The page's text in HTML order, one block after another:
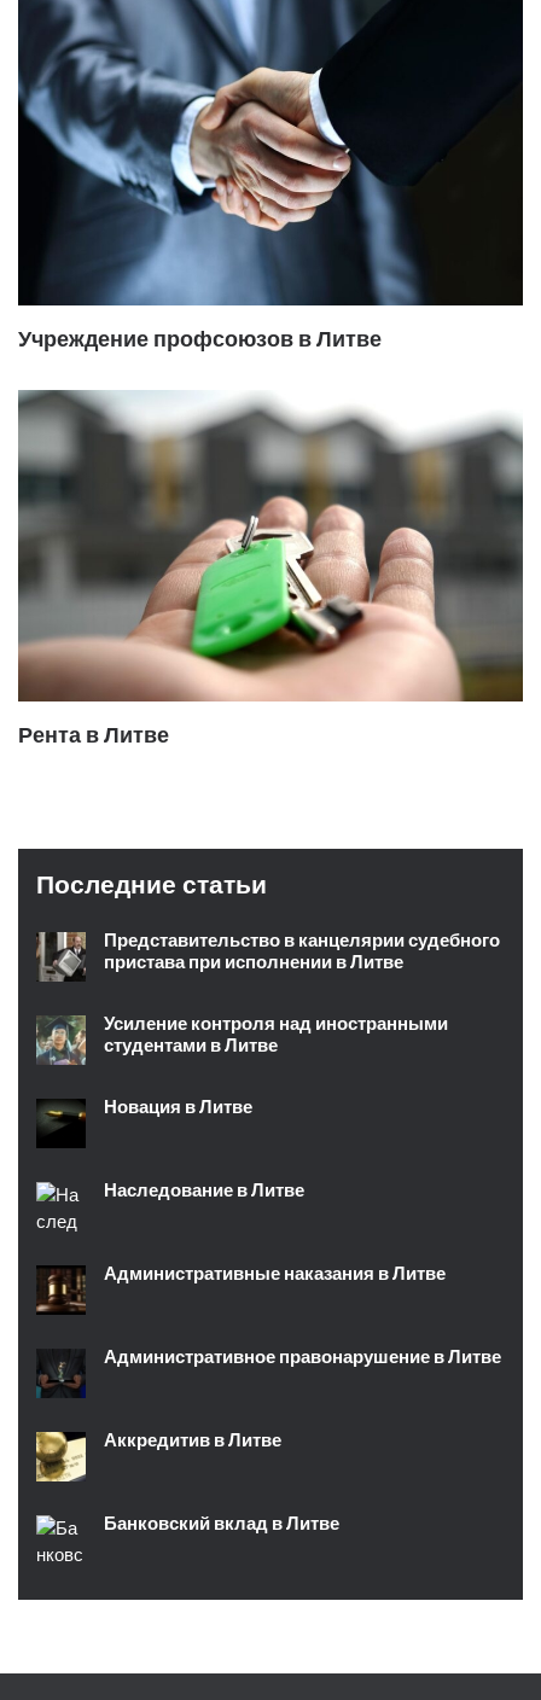
Учреждение профсоюзов в Литве
Рента в Литве
Последние статьи
Представительство в канцелярии судебного
пристава при исполнении в Литве
Усиление контроля над иностранными
студентами в Литве
Новация в Литве
Наследование в Литве
Административные наказания в Литве
Административное правонарушение в Литве
Аккредитив в Литве
Банковский вклад в Литве